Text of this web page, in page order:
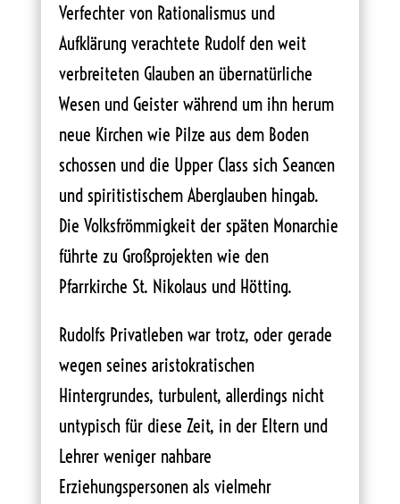
Verfechter von Rationalismus und
Aufklärung verachtete Rudolf den weit
verbreiteten Glauben an übernatürliche
Wesen und Geister während um ihn herum
neue Kirchen wie Pilze aus dem Boden
schossen und die Upper Class sich Seancen
und spiritistischem Aberglauben hingab.
Die Volksfrömmigkeit der späten Monarchie
führte zu Großprojekten wie den
Pfarrkirche St. Nikolaus und Hötting.
Rudolfs Privatleben war trotz, oder gerade
wegen seines aristokratischen
Hintergrundes, turbulent, allerdings nicht
untypisch für diese Zeit, in der Eltern und
Lehrer weniger nahbare
Erziehungspersonen als vielmehr